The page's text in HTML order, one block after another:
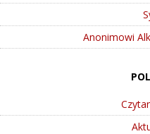
Anonimowi